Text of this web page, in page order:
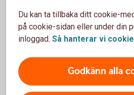
För att se detta innehåll
godkänna cookies för
Inställningar för cookies
Du kan ta tillbaka ditt cookie-
på cookie-sidan eller under din
inloggad. Så hanterar vi
Godkänn alla